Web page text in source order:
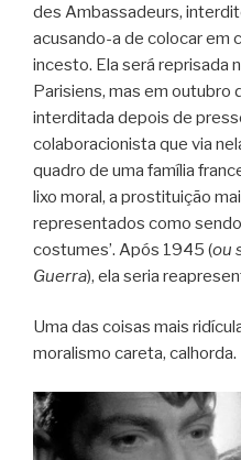
des Ambassadeurs,
acusando-a de colocar em
incesto. Ela será reprisada
Parisiens, mas em outubro
interditada depois de
colaboracionista que via
quadro de uma família
lixo moral, a prostituição
representados como
costumes’. Após 1945 (ou
Guerra), ela seria
Uma das coisas mais
moralismo careta, calhorda.